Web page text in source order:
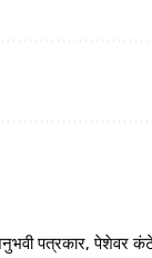
पत्रकार, पेशेवर